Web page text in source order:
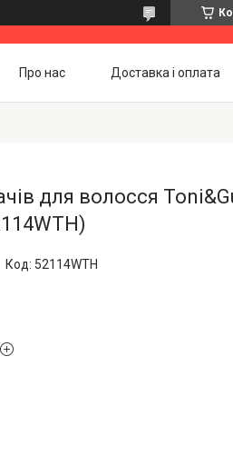
Про нас Доставка і оплата
для волосся
Код: 52114WTH